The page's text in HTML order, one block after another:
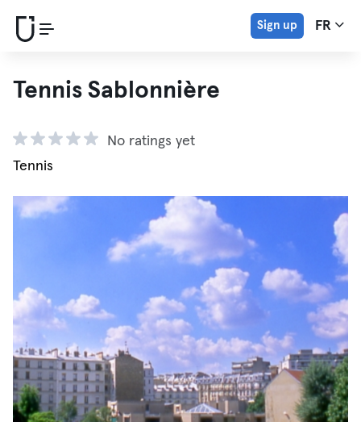
Sign up FR
Tennis Sablonnière
No ratings yet
Tennis